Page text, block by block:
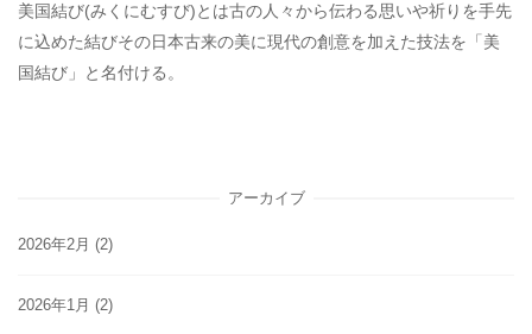
美国結び(みくにむすび)とは古の人々から伝わる思いや祈りを手先
に込めた結びその日本古来の美に現代の創意を加えた技法を「美
国結び」と名付ける。
アーカイブ
2026年2月 (2)
2026年1月 (2)